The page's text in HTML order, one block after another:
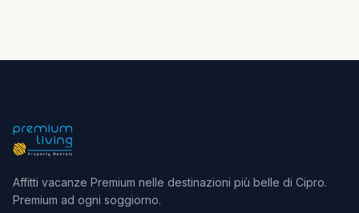
Affitti vacanze Premium nelle destinazioni più belle di Cipro.
Premium ad ogni soggiorno.